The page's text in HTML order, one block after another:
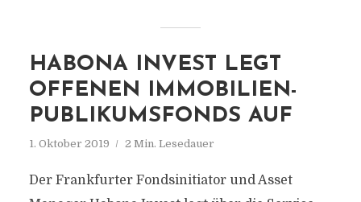
HABONA INVEST LEGT
OFFENEN IMMOBILIEN-
PUBLIKUMSFONDS AUF
1. Oktober 2019 2 Min. Lesedauer
Der Frankfurter Fondsinitiator und Asset